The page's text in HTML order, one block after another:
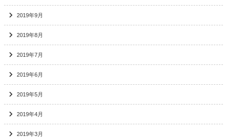
2019年9月
2019年8月
2019年7月
2019年6月
2019年5月
2019年4月
2019年3月